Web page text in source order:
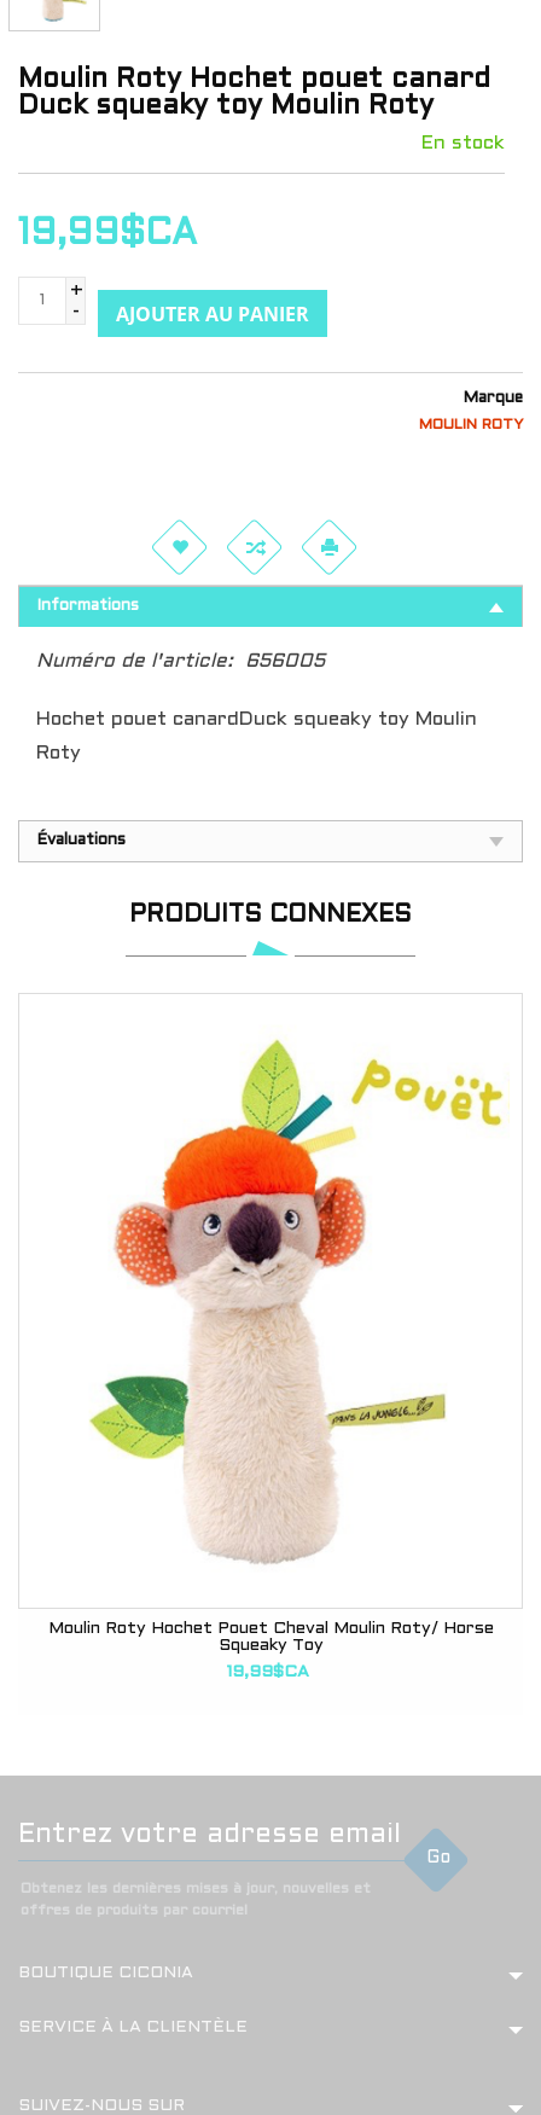
Moulin Roty Hochet pouet canard
Duck squeaky toy Moulin Roty
En stock
19,99$CA
+
-
AJOUTER AU PANIER
Marque
MOULIN ROTY
Informations
Numéro de l'article: 656005
Hochet pouet canardDuck squeaky toy Moulin
Roty
Évaluations
PRODUITS CONNEXES
Moulin Roty Hochet Pouet Cheval Moulin Roty/ Horse
Squeaky Toy
19,99$CA
Go
Obtenez les dernières mises à jour, nouvelles et
offres de produits par courriel
BOUTIQUE CICONIA
SERVICE À LA CLIENTÈLE
SUIVEZ-NOUS SUR